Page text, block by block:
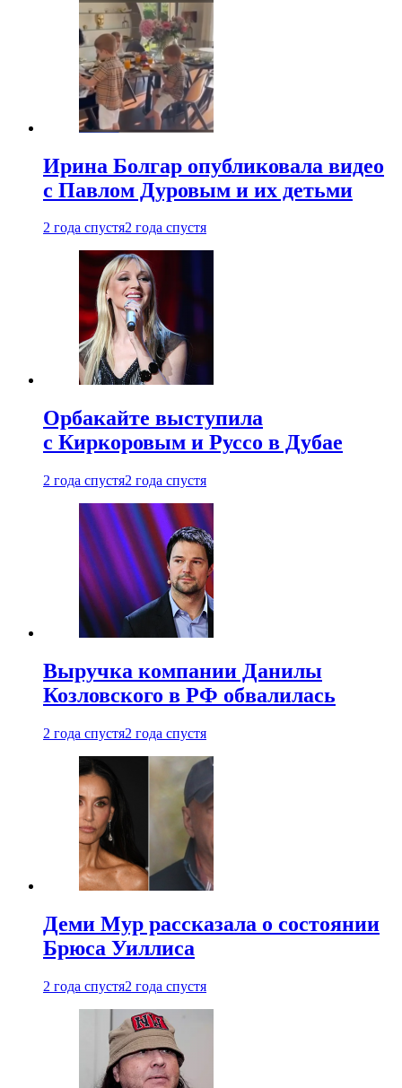
Ирина Болгар опубликовала видео
с Павлом Дуровым и их детьми
2 года спустя2 года спустя
Орбакайте выступила
с Киркоровым и Руссо в Дубае
2 года спустя2 года спустя
Выручка компании Данилы
Козловского в РФ обвалилась
2 года спустя2 года спустя
Деми Мур рассказала о состоянии
Брюса Уиллиса
2 года спустя2 года спустя